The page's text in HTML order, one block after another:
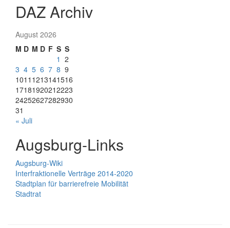
DAZ Archiv
August 2026
M D M D F S S
1 2
3 4 5 6 7 8 9
1011 1213141516
17181920212223
24252627282930
31
« Juli
Augsburg-Links
Augsburg-Wiki
Interfraktionelle Verträge 2014-2020
Stadtplan für barrierefreie Mobilität
Stadtrat